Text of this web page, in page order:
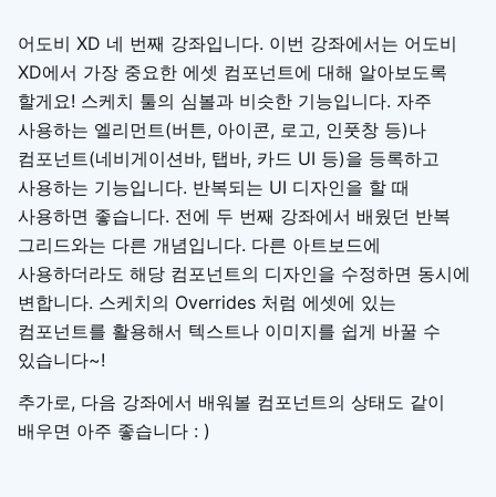
어도비 XD 네 번째 강좌입니다. 이번 강좌에서는 어도비
XD에서 가장 중요한 에셋 컴포넌트에 대해 알아보도록
할게요! 스케치 툴의 심볼과 비슷한 기능입니다. 자주
사용하는 엘리먼트(버튼, 아이콘, 로고, 인풋창 등)나
컴포넌트(네비게이션바, 탭바, 카드 UI 등)을 등록하고
사용하는 기능입니다. 반복되는 UI 디자인을 할 때
사용하면 좋습니다. 전에 두 번째 강좌에서 배웠던 반복
그리드와는 다른 개념입니다. 다른 아트보드에
사용하더라도 해당 컴포넌트의 디자인을 수정하면 동시에
변합니다. 스케치의 Overrides 처럼 에셋에 있는
컴포넌트를 활용해서 텍스트나 이미지를 쉽게 바꿀 수
있습니다~!
추가로, 다음 강좌에서 배워볼 컴포넌트의 상태도 같이
배우면 아주 좋습니다 : )